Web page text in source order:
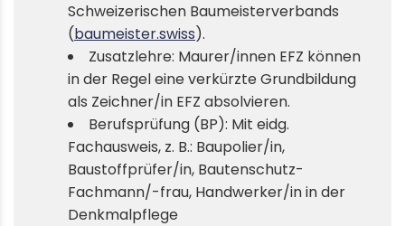
Schweizerischen Baumeisterverbands
(baumeister.swiss).
Zusatzlehre: Maurer/innen EFZ können
in der Regel eine verkürzte Grundbildung
als Zeichner/in EFZ absolvieren.
Berufsprüfung (BP): Mit eidg.
Fachausweis, z. B.: Baupolier/in,
Baustoffprüfer/in, Bautenschutz-
Fachmann/-frau, Handwerker/in in der
Denkmalpflege